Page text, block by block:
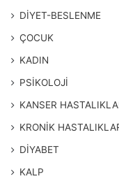
DİYET-BESLENME
ÇOCUK
KADIN
PSİKOLOJİ
KANSER
KRONİK
DİYABET
KALP